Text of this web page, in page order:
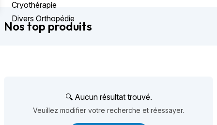
Cryothérapie
Divers Orthopédie
Nos top produits
🔍 Aucun résultat trouvé.
Veuillez modifier votre recherche et réessayer.